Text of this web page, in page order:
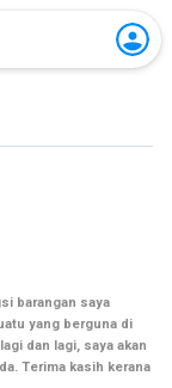
barangan saya
yang berguna di
dan lagi, saya akan
Terima kasih kerana